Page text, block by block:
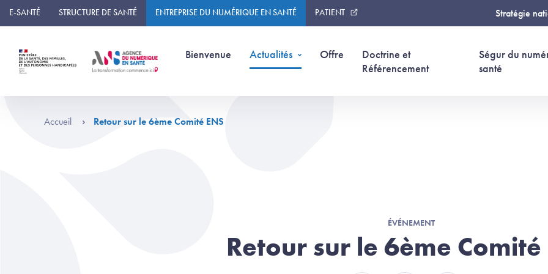
Panneau de gestion des cookies
E-SANTÉ STRUCTURE DE SANTÉ ENTREPRISE DU NUMÉRIQUE EN SANTÉ PATIENT Stratégie
Bienvenue Actualités Offre
Doctrine et
Référencement
Ségur du
santé
Accueil Retour sur le 6ème Comité ENS
ÉVÉNEMENT
Retour sur le 6ème Comité